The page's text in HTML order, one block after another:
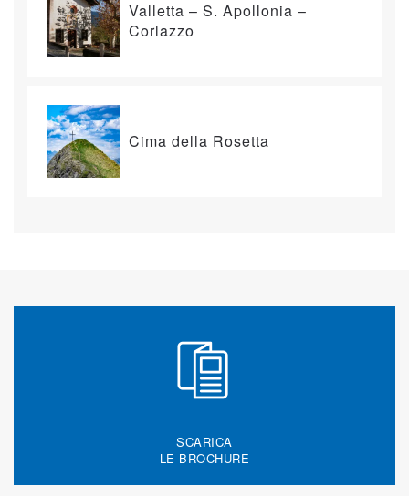
Valletta – S. Apollonia –
Corlazzo
Cima della Rosetta
SCARICA
LE BROCHURE